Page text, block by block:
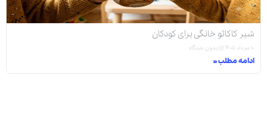
شیر کاکائو خانگی برای کودکان
۱۰ مرداد ۱۴۰۵ بدون دیدگاه
ادامه مطلب »